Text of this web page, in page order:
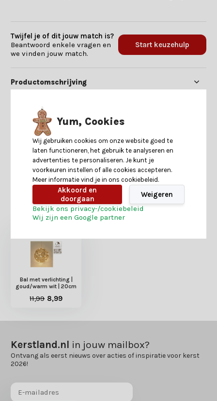
Twijfel je of dit jouw match is?
Beantwoord enkele vragen en
we vinden jouw match.
Start keuzehulp
Productomschrijving
Specificaties
Reviews
Heb je nog interesse in deze recent bekeken
producten?
Bal met verlichting |
goud/warm wit | 20cm
11,99 8,99
Kerstland.nl in jouw mailbox?
Ontvang als eerst nieuws over acties of inspiratie voor kerst
2026!
Yum, Cookies
Wij gebruiken cookies om onze website goed te
laten functioneren, het gebruik te analyseren en
advertenties te personaliseren. Je kunt je
voorkeuren instellen of alle cookies accepteren.
Meer informatie vind je in ons cookiebeleid.
Akkoord en
doorgaan
Weigeren
Bekijk ons privacy-/cookiebeleid
Wij zijn een Google partner